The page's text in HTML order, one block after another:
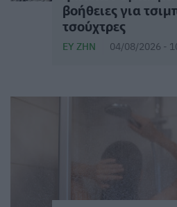
βοήθειες για
τσούχτρες
ΕΥ ΖΗΝ 04/08/2026 -